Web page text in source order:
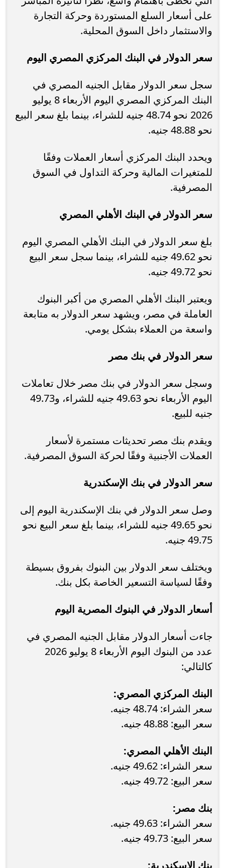
على أسعار السلع المستوردة وحركة التجارة
والاستثمار داخل السوق المحلية.
سعر الدولار في البنك المركزي المصري اليوم
سجل سعر الدولار مقابل الجنيه المصري في
البنك المركزي المصري اليوم الأربعاء 8 يوليو
2026 نحو 48.74 جنيه للشراء، بينما بلغ سعر البيع
نحو 48.88 جنيه.
ويحدد البنك المركزي أسعار العملات وفقًا
للمتغيرات المالية وحركة التداول في السوق
المصرفية.
سعر الدولار في البنك الأهلي المصري
بلغ سعر الدولار في البنك الأهلي المصري اليوم
نحو 49.62 جنيه للشراء، بينما سجل سعر البيع
نحو 49.72 جنيه.
ويعتبر البنك الأهلي المصري من أكبر البنوك
العاملة في مصر، ويشهد سعر الدولار به متابعة
واسعة من العملاء بشكل يومي.
سعر الدولار في بنك مصر
وسجل سعر الدولار في بنك مصر خلال تعاملات
اليوم الأربعاء نحو 49.63 جنيه للشراء، و49.73
جنيه للبيع.
ويقدم بنك مصر تحديثات مستمرة لأسعار
العملات الأجنبية وفقًا لحركة السوق المصرفية.
سعر الدولار في بنك الإسكندرية
وصل سعر الدولار في بنك الإسكندرية اليوم إلى
نحو 49.65 جنيه للشراء، بينما بلغ سعر البيع نحو
49.75 جنيه.
ويختلف سعر الدولار بين البنوك بفروق بسيطة
وفقًا لسياسة التسعير الخاصة بكل بنك.
أسعار الدولار في البنوك المصرية اليوم
جاءت أسعار الدولار مقابل الجنيه المصري في
عدد من البنوك اليوم الأربعاء 8 يوليو 2026
كالتالي:
البنك المركزي المصري:
سعر الشراء: 48.74 جنيه.
سعر البيع: 48.88 جنيه.
البنك الأهلي المصري:
سعر الشراء: 49.62 جنيه.
سعر البيع: 49.72 جنيه.
بنك مصر:
سعر الشراء: 49.63 جنيه.
سعر البيع: 49.73 جنيه.
بنك الإسكندرية: